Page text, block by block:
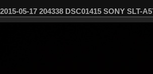
2015-05-17 204338 DSC01415 SONY SLT-